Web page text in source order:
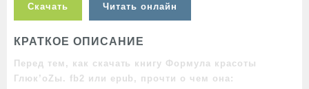
Скачать Читать онлайн
КРАТКОЕ ОПИСАНИЕ
Перед тем, как скачать книгу Формула красоты
Глюк’oZы. fb2 или epub, прочти о чем она: